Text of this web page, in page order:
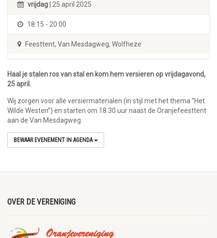
vrijdag | 25 april 2025
18:15 - 20:00
Feesttent, Van Mesdagweg, Wolfheze
Haal je stalen ros van stal en kom hem versieren op vrijdagavond,
25 april.
Wij zorgen voor alle versiermaterialen (in stijl met het thema “Het
Wilde Westen”) en starten om 18.30 uur naast de Oranjefeesttent
aan de Van Mesdagweg.
BEWAAR EVENEMENT IN AGENDA
OVER DE VERENIGING